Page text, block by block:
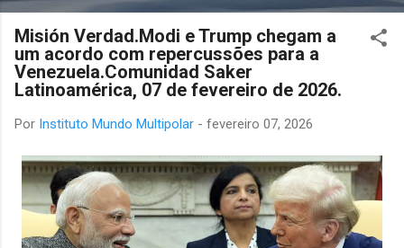
Misión Verdad.Modi e Trump chegam a
um acordo com repercussões para a
Venezuela.Comunidad Saker
Latinoamérica, 07 de fevereiro de 2026.
Por Instituto Mundo Multipolar - fevereiro 07, 2026